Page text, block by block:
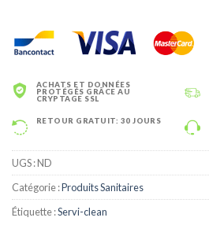
ACHATS ET DONNÉES
PROTÉGÉS GRÂCE AU
CRYPTAGE SSL
RETOUR GRATUIT: 30 JOURS
UGS :ND
Catégorie :Produits Sanitaires
Étiquette :Servi-clean